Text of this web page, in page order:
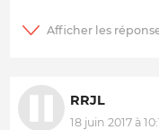
RRJL
18 juin 2017 à